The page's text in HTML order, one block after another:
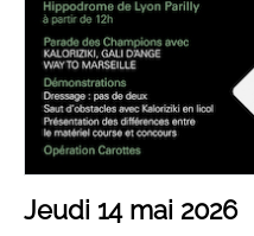
Jeudi 14 mai 2026